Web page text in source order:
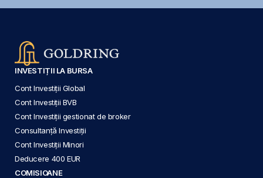
INVESTIȚII LA BURSA
Cont Investiții Global
Cont Investiții BVB
Cont Investiții gestionat de broker
Consultanță Investiții
Cont Investiții Minori
Deducere 400 EUR
COMISIOANE